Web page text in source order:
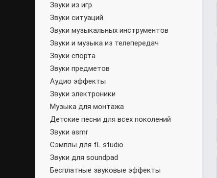
Звуки из игр
Звуки ситуаций
Звуки музыкальных инструментов
Звуки и музыка из телепередач
Звуки спорта
Звуки предметов
Аудио эффекты
Звуки электроники
Музыка для монтажа
Детские песни для всех поколений
Звуки asmr
Сэмплы для fL studio
Звуки для soundpad
Бесплатные звуковые эффекты